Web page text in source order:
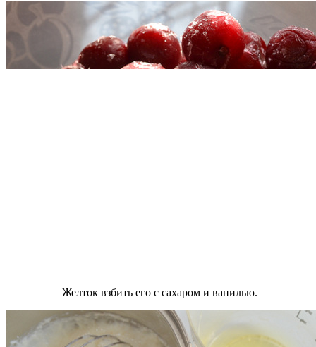
Желток взбить его с сахаром и ванилью.